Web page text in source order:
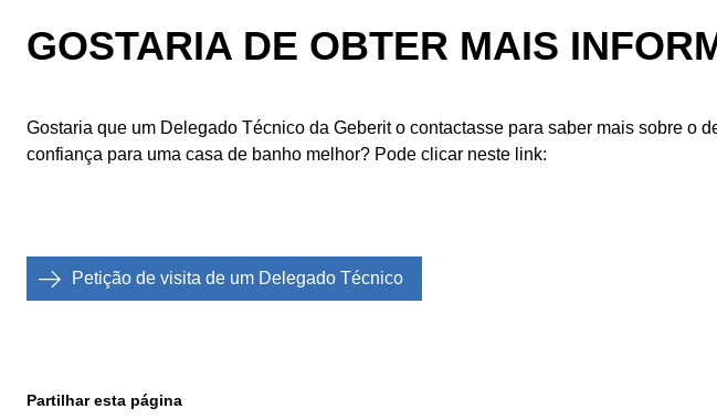
GOSTARIA DE OBTER MAIS
Gostaria que um Delegado Técnico da Geberit o contactasse para saber mais sobre
confiança para uma casa de banho melhor? Pode clicar neste link:
Petição de visita de um Delegado Técnico
Partilhar esta página